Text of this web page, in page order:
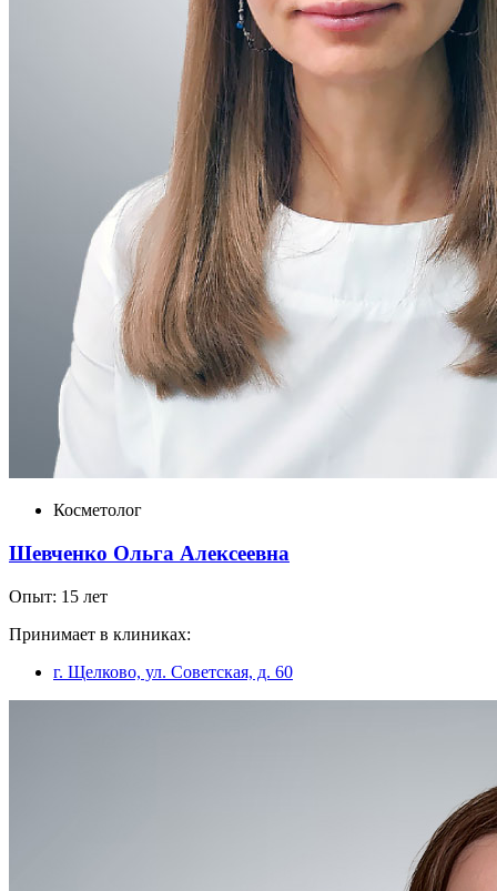
Косметолог
Шевченко Ольга Алексеевна
Опыт: 15 лет
Принимает в клиниках:
г. Щелково, ул. Советская, д. 60